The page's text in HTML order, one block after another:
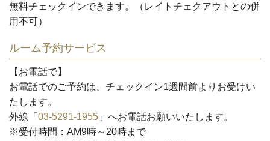
無料チェックインできます。（レイトチェクアウトとの併
用不可）
ルーム予約サービス
【お電話で】
お電話でのご予約は、 チェックイン1週間前よりお受けい
たします。
外線「 03-5291-1955 」へお電話お願いいたします。
※受付時間：AM9時～20時まで